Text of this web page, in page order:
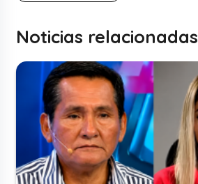
Noticias relacionadas